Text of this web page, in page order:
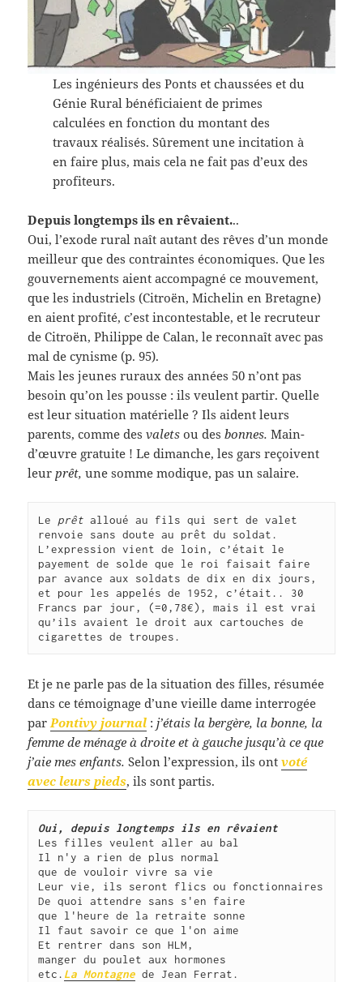
Les ingénieurs des Ponts et chaussées et du
Génie Rural bénéficiaient de primes
calculées en fonction du montant des
travaux réalisés. Sûrement une incitation à
en faire plus, mais cela ne fait pas d’eux des
profiteurs.
Depuis longtemps ils en rêvaient...
Oui, l’exode rural naît autant des rêves d’un monde
meilleur que des contraintes économiques. Que les
gouvernements aient accompagné ce mouvement,
que les industriels (Citroën, Michelin en Bretagne)
en aient profité, c’est incontestable, et le recruteur
de Citroën, Philippe de Calan, le reconnaît avec pas
mal de cynisme (p. 95).
Mais les jeunes ruraux des années 50 n’ont pas
besoin qu’on les pousse : ils veulent partir. Quelle
est leur situation matérielle ? Ils aident leurs
parents, comme desvalets ou desbonnes.Main-
d’œuvre gratuite ! Le dimanche, les gars reçoivent
leurprêt, une somme modique, pas un salaire.
Le prêt alloué au fils qui sert de valet
renvoie sans doute au prêt du soldat.
L’expression vient de loin, c’était le
payement de solde que le roi faisait faire
par avance aux soldats de dix en dix jours,
et pour les appelés de 1952, c’était.. 30
Francs par jour, (=0,78€), mais il est vrai
qu’ils avaient le droit aux cartouches de
cigarettes de troupes.
Et je ne parle pas de la situation des filles, résumée
dans ce témoignage d’une vieille dame interrogée
parPontivy journal :j’étais la bergère, la bonne, la
femme de ménage à droite et à gauche jusqu’à ce que
j’aie mes enfants. Selon l’expression, ils ontvoté
avec leurs pieds, ils sont partis.
Oui, depuis longtemps ils en rêvaient
Les filles veulent aller au bal
Il n'y a rien de plus normal
que de vouloir vivre sa vie
Leur vie, ils seront flics ou fonctionnaires
De quoi attendre sans s'en faire
que l'heure de la retraite sonne
Il faut savoir ce que l'on aime
Et rentrer dans son HLM,
manger du poulet aux hormones
etc. La Montagne de Jean Ferrat.